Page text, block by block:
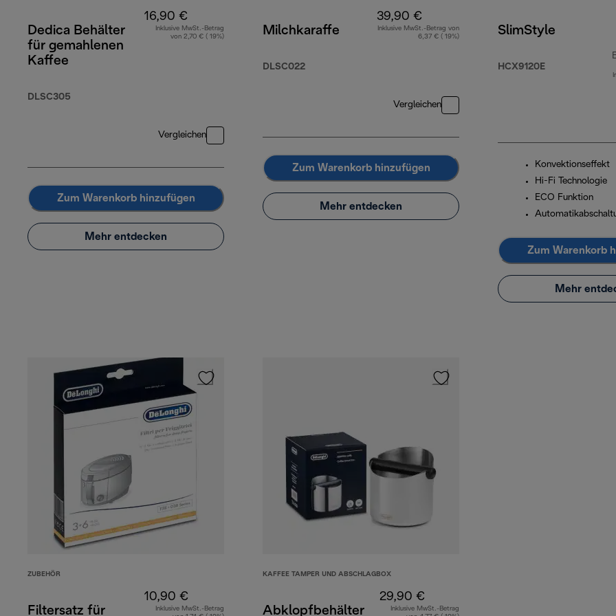
Dedica Behälter
für gemahlenen
Kaffee
DLSC305
16,90 €
Inklusive MwSt.-Betrag
von 2,70 € ( 19%)
Vergleichen
Zum Warenkorb hinzufügen
Mehr entdecken
Milchkaraffe
DLSC022
39,90 €
Inklusive MwSt.-Betrag von
6,37 € ( 19%)
Vergleichen
Zum Warenkorb hinzufügen
Mehr entdecken
SlimStyle
HCX9120E
Konvektionseffekt
Hi-Fi Technologie
ECO Funktion
Zum Warenkorb
Mehr
ZUBEHÖR
Filtersatz für
10,90 €
Inklusive MwSt.-Betrag
KAFFEE TAMPER UND ABSCHLAGBOX
Abklopfbehälter
29,90 €
Inklusive MwSt.-Betrag